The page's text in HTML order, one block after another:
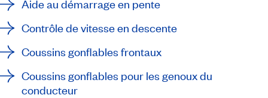
Aide au démarrage en pente
Contrôle de vitesse en descente
Coussins gonflables frontaux
Coussins gonflables pour les genoux du
conducteur